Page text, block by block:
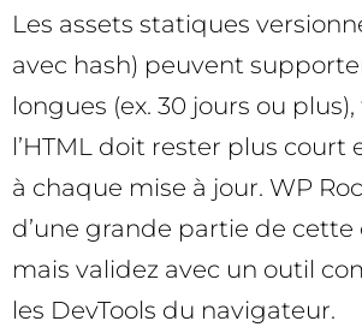
Les assets statiques
avec hash) peuvent
longues (ex. 30 jours ou
l’HTML doit rester plus court
à chaque mise à jour. WP
d’une grande partie de cette
mais validez avec un outil
les DevTools du navigateur.